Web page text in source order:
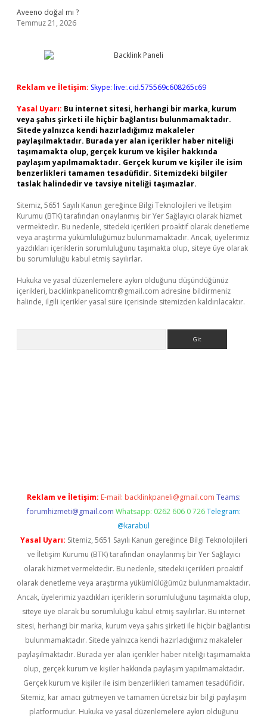
Aveeno doğal mı ?
Temmuz 21, 2026
Reklam ve İletişim: Skype: live:.cid.575569c608265c69
Yasal Uyarı: Bu internet sitesi, herhangi bir marka, kurum
veya şahıs şirketi ile hiçbir bağlantısı bulunmamaktadır.
Sitede yalnızca kendi hazırladığımız makaleler
paylaşılmaktadır. Burada yer alan içerikler haber niteliği
taşımamakta olup, gerçek kurum ve kişiler hakkında
paylaşım yapılmamaktadır. Gerçek kurum ve kişiler ile isim
benzerlikleri tamamen tesadüfidir. Sitemizdeki bilgiler
taslak halindedir ve tavsiye niteliği taşımazlar.
Sitemiz, 5651 Sayılı Kanun gereğince Bilgi Teknolojileri ve İletişim
Kurumu (BTK) tarafından onaylanmış bir Yer Sağlayıcı olarak hizmet
vermektedir. Bu nedenle, sitedeki içerikleri proaktif olarak denetleme
veya araştırma yükümlülüğümüz bulunmamaktadır. Ancak, üyelerimiz
yazdıkları içeriklerin sorumluluğunu taşımakta olup, siteye üye olarak
bu sorumluluğu kabul etmiş sayılırlar.
Hukuka ve yasal düzenlemelere aykırı olduğunu düşündüğünüz
içerikleri, backlinkpanelicomtr@gmail.com adresine bildirmeniz
halinde, ilgili içerikler yasal süre içerisinde sitemizden kaldırılacaktır.
Reklam ve İletişim: E-mail: backlinkpaneli@gmail.com Teams:
forumhizmeti@gmail.com Whatsapp: 0262 606 0 726 Telegram:
@karabul
Yasal Uyarı: Sitemiz, 5651 Sayılı Kanun gereğince Bilgi Teknolojileri
ve İletişim Kurumu (BTK) tarafından onaylanmış bir Yer Sağlayıcı
olarak hizmet vermektedir. Bu nedenle, sitedeki içerikleri proaktif
olarak denetleme veya araştırma yükümlülüğümüz bulunmamaktadır.
Ancak, üyelerimiz yazdıkları içeriklerin sorumluluğunu taşımakta olup,
siteye üye olarak bu sorumluluğu kabul etmiş sayılırlar. Bu internet
sitesi, herhangi bir marka, kurum veya şahıs şirketi ile hiçbir bağlantısı
bulunmamaktadır. Sitede yalnızca kendi hazırladığımız makaleler
paylaşılmaktadır. Burada yer alan içerikler haber niteliği taşımamakta
olup, gerçek kurum ve kişiler hakkında paylaşım yapılmamaktadır.
Gerçek kurum ve kişiler ile isim benzerlikleri tamamen tesadüfidir.
Sitemiz, kar amacı gütmeyen ve tamamen ücretsiz bir bilgi paylaşım
platformudur. Hukuka ve yasal düzenlemelere aykırı olduğunu